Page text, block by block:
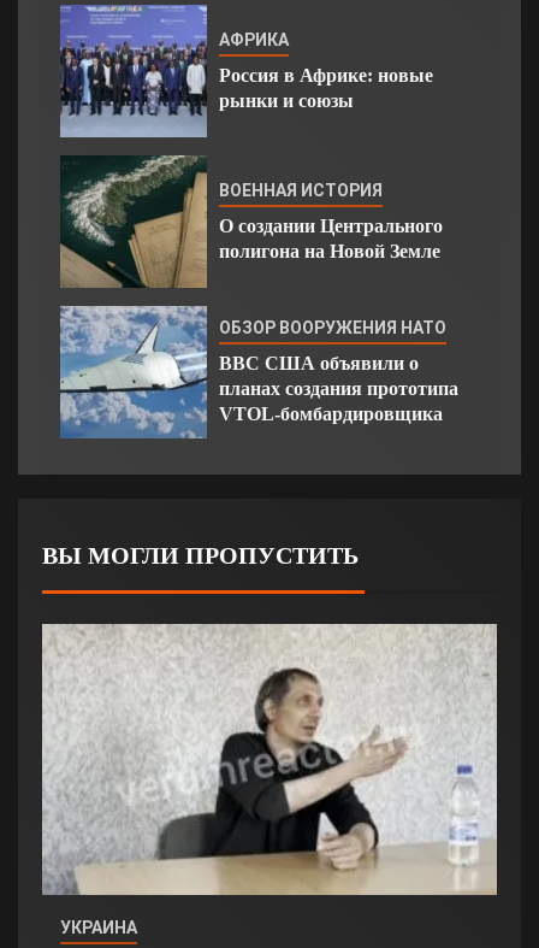
АФРИКА
Россия в Африке: новые
рынки и союзы
ВОЕННАЯ ИСТОРИЯ
О создании Центрального
полигона на Новой Земле
ОБЗОР ВООРУЖЕНИЯ НАТО
ВВС США объявили о
планах создания прототипа
VTOL-бомбардировщика
ВЫ МОГЛИ ПРОПУСТИТЬ
УКРАИНА